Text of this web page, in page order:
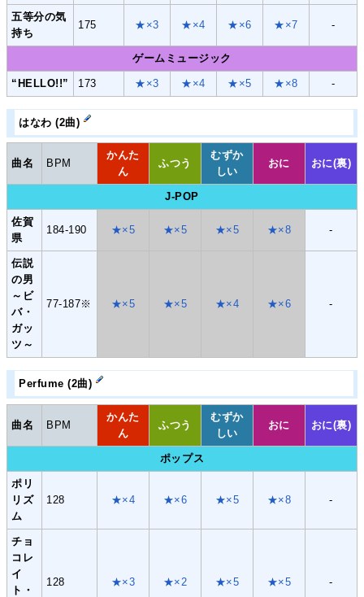
五等分の気
持ち
175 ★×3 ★×4 ★×6 ★×7 -
ゲームミュージック
“HELLO!!” 173 ★×3 ★×4 ★×5 ★×8 -
はなわ (2曲)
曲名 BPM
かんた
ん
ふつう
むずか
しい
おに おに(裏)
J-POP
佐賀
県
184-190 ★×5 ★×5 ★×5 ★×8 -
伝説
の男
～ビ
バ・
ガッ
ツ～
77-187※ ★×5 ★×5 ★×4 ★×6 -
Perfume (2曲)
曲名 BPM
かんた
ん
ふつう
むずか
しい
おに おに(裏)
ポップス
ポリ
リズ
ム
128 ★×4 ★×6 ★×5 ★×8 -
チョ
コレ
イ
ト・
128 ★×3 ★×2 ★×5 ★×5 -